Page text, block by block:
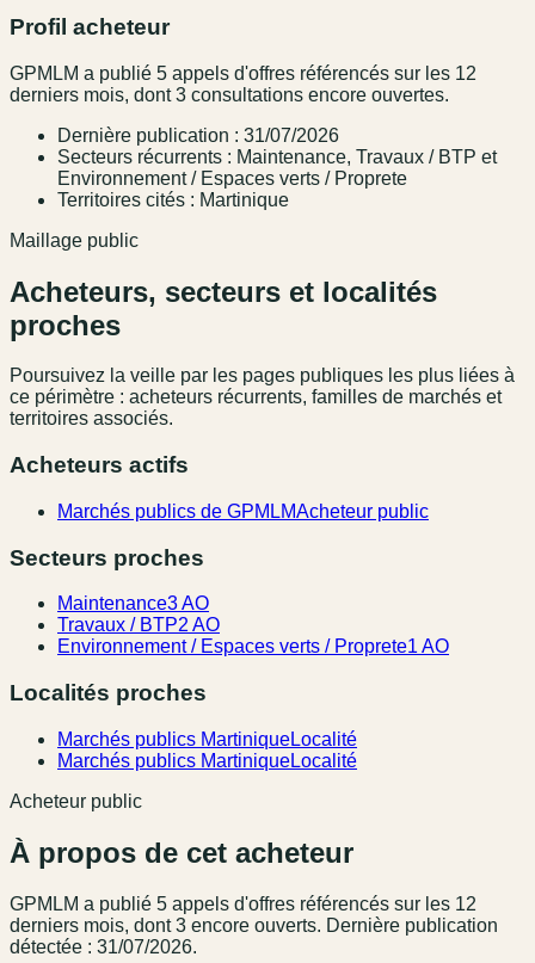
Profil acheteur
GPMLM a publié 5 appels d'offres référencés sur les 12
derniers mois, dont 3 consultations encore ouvertes.
Dernière publication : 31/07/2026
Secteurs récurrents : Maintenance, Travaux / BTP et
Environnement / Espaces verts / Proprete
Territoires cités : Martinique
Maillage public
Acheteurs, secteurs et localités
proches
Poursuivez la veille par les pages publiques les plus liées à
ce périmètre : acheteurs récurrents, familles de marchés et
territoires associés.
Acheteurs actifs
Marchés publics de GPMLMAcheteur public
Secteurs proches
Maintenance3 AO
Travaux / BTP2 AO
Environnement / Espaces verts / Proprete1 AO
Localités proches
Marchés publics MartiniqueLocalité
Marchés publics MartiniqueLocalité
Acheteur public
À propos de cet acheteur
GPMLM a publié 5 appel s d'offres référencés sur les 12
derniers mois, dont 3 encore ouverts. Dernière publication
détectée : 31/07/2026.